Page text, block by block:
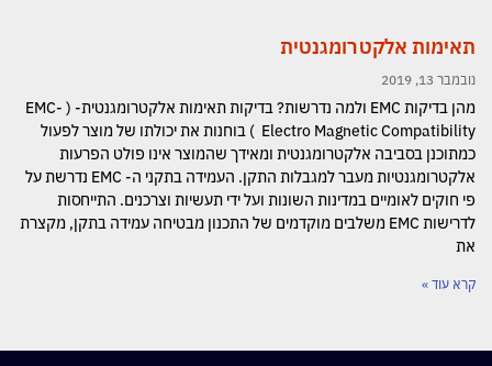
תאימות אלקטרומגנטית
נובמבר 13, 2019
מהן בדיקות EMC ולמה נדרשות? בדיקות תאימות אלקטרומגנטית- ( EMC-
Electro Magnetic Compatibility ) בוחנות את יכולתו של מוצר לפעול
כמתוכנן בסביבה אלקטרומגנטית ומאידך שהמוצר אינו פולט הפרעות
אלקטרומגנטיות מעבר למגבלות התקן. העמידה בתקני ה- EMC נדרשת על
פי חוקים לאומיים במדינות השונות ועל ידי תעשיות וצרכנים. התייחסות
לדרישות EMC משלבים מוקדמים של התכנון מבטיחה עמידה בתקן, מקצרת
את
קרא עוד »